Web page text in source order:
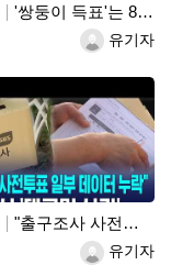
'쌍둥이 득표'는 869건!! "세쌍둥이 득표"?! 선…
등록자유기자
"출구조사 사전투표 일부 데이터 누락"..조사 회사 '…
등록자유기자